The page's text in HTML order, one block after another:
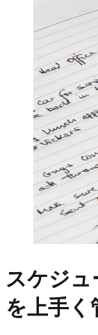
スケジュ
を上手く